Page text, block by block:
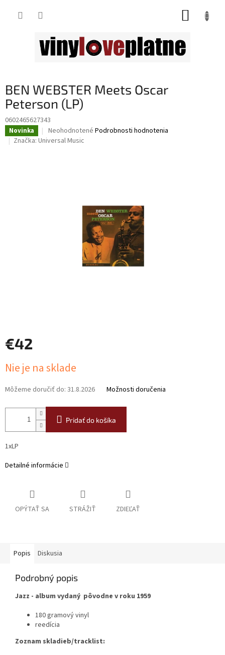
BEN WEBSTER Meets Oscar
Peterson (LP)
0602465627343
Novinka
Priemerné
hodnotenie
Neohodnotené Podrobnosti hodnotenia
Značka: Universal Music
€42
cena:
Nie je na sklade
Môžeme doručiť do: 31.8.2026 Možnosti doručenia
Pridať do košíka
1xLP
Detailné informácie
OPÝTAŤ SA STRÁŽIŤ ZDIEĽAŤ
Popis Diskusia
Podrobný popis
Jazz - album vydaný pôvodne v roku 1959
180 gramový vinyl
reedícia
Zoznam skladieb/tracklist: